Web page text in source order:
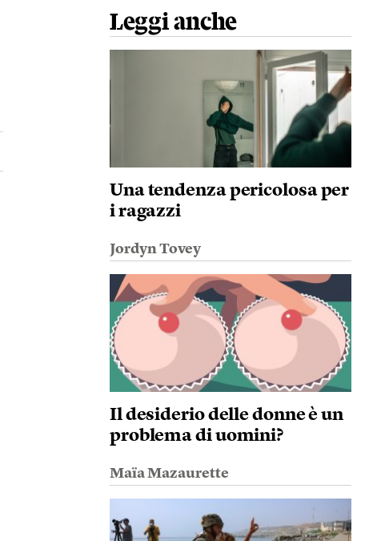
Leggi anche
Una tendenza pericolosa per
i ragazzi
Jordyn Tovey
Il desiderio delle donne è un
problema di uomini?
Maïa Mazaurette